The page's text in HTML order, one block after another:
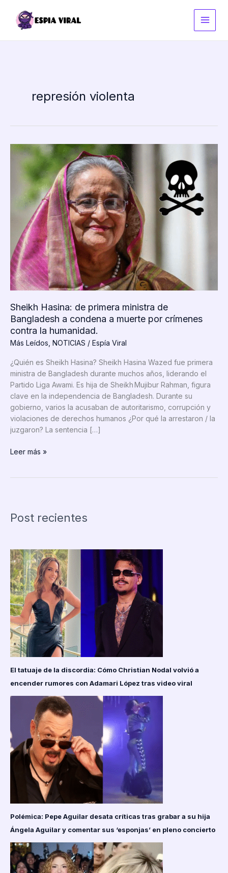
contenido
represión violenta
Sheikh Hasina: de primera ministra de
Bangladesh a condena a muerte por crímenes
contra la humanidad.
Más Leídos NOTICIAS / Espía Viral
¿Quién es Sheikh Hasina? Sheikh Hasina Wazed fue primera
ministra de Bangladesh durante muchos años, liderando el
Partido Liga Awami. Es hija de Sheikh Mujibur Rahman, figura
clave en la independencia de Bangladesh. Durante su
gobierno, varios la acusaban de autoritarismo, corrupción y
violaciones de derechos humanos ¿Por qué la arrestaron / la
juzgaron? La sentencia […]
Sheikh
Bangladesh
a
muerte
por
crímenes
contra
la
humanidad.
Leer más »
Post recientes
El tatuaje de la discordia: Cómo Christian Nodal volvió a
encender rumores con Adamari López tras video viral
Polémica: Pepe Aguilar desata críticas tras grabar a su hija
Ángela Aguilar y comentar sus ‘esponjas’ en pleno concierto